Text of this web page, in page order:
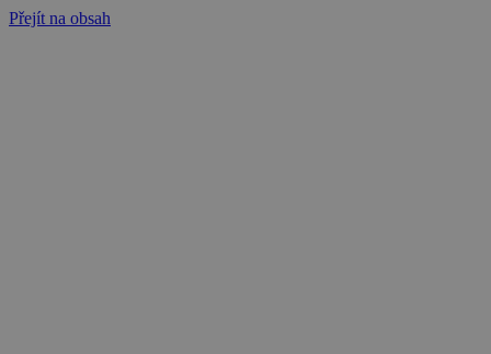
Přejít na obsah